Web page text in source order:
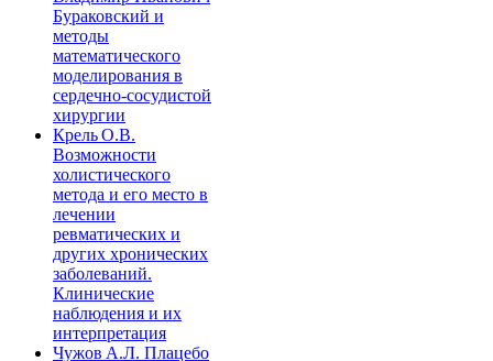
Бураковский и
методы
математического
моделирования в
сердечно-сосудистой
хирургии
Крель О.В.
Возможности
холистического
метода и его место в
лечении
ревматических и
других хронических
заболеваний.
Клинические
наблюдения и их
интерпретация
Чужов А.Л. Плацебо